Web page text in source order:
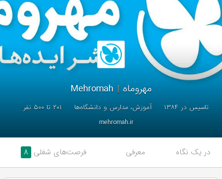
مهروماه |
تاسیس در ۱۳۸۴ آموزش، مدارس و دانشگاه‌ها
۲۰۱ تا ۵۰۰ نفر
mehromah.ir
در یک نگاه معرفی فرصت‌های شغلی ۸